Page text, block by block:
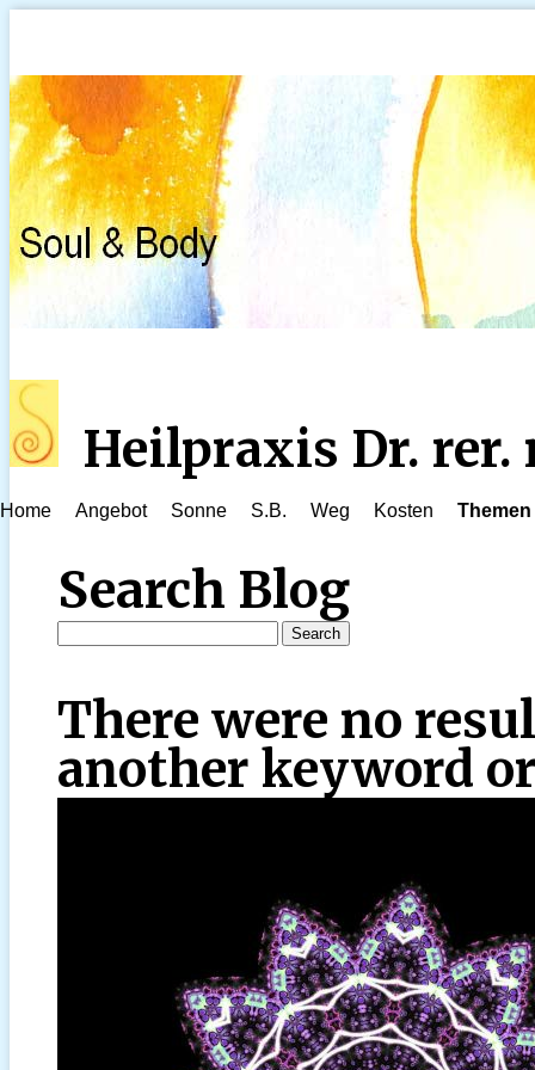
Heilpraxis Dr. rer.
Home Angebot Sonne S.B. Weg Kosten Themen
Search Blog
There were no
another keyword